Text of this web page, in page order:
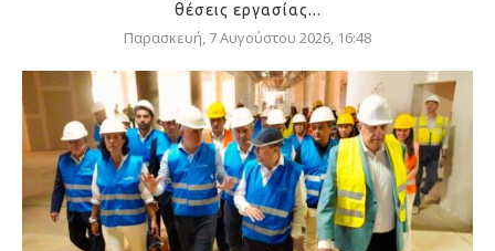
θέσεις εργασίας...
Παρασκευή, 7 Αυγούστου 2026, 16:48